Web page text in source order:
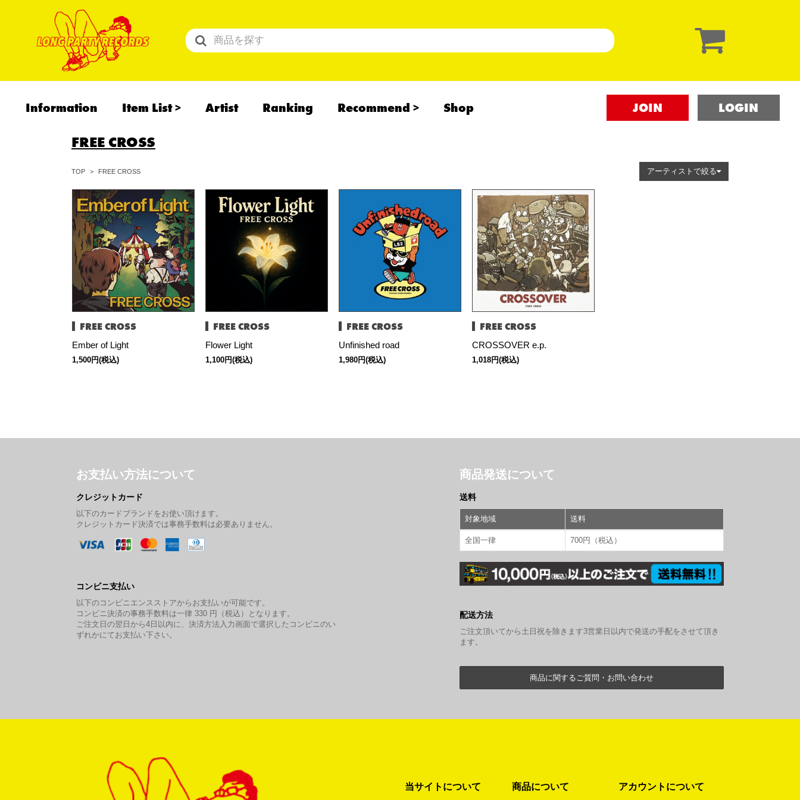
Information Item List
Recommend
予約商品
Artist Ranking Recommend
newolder records
Shop JOIN LOGIN
FREE CROSS
TOP FREE CROSS アーティストで絞る
FREE CROSS
Ember of Light
1,500円(税込)
FREE CROSS
Flower Light
1,100円(税込)
FREE CROSS
Unfinished road
1,980円(税込)
FREE CROSS
CROSSOVER e.p.
1,018円(税込)
お支払い方法について
クレジットカード
以下のカードブランドをお使い頂けます。
クレジットカード決済では事務手数料は必要ありません。
コンビニ支払い
以下のコンビニエンスストアからお支払いが可能です。
コンビニ決済の事務手数料は一律 330 円（税込）となります。
ご注文日の翌日から4日以内に、決済方法入力画面で選択したコンビニのい
ずれかにてお支払い下さい。
商品発送について
送料
対象地域 送料
全国一律 700円（税込）
配送方法
ご注文頂いてから土日祝を除きます3営業日以内で発送の手配をさせて頂き
ます。
商品に関するご質問・お問い合わせ
当サイトについて 商品について アカウントについて